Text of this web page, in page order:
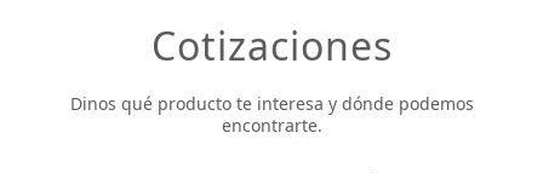
Cotizaciones
Dinos qué producto te interesa y dónde podemos
encontrarte.